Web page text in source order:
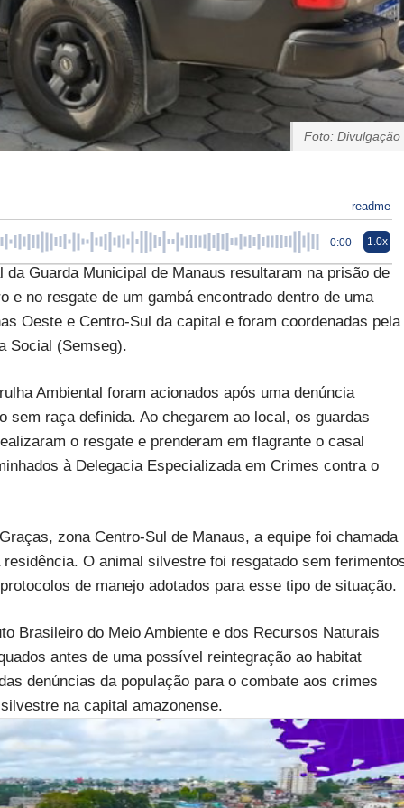
Foto: Divulgação
readme
0:00 1.0x
Guarda Municipal de Manaus resultaram na prisão de
no resgate de um gambá encontrado dentro de uma
Oeste e Centro-Sul da capital e foram coordenadas pela
Social (Semseg).
Ambiental foram acionados após uma denúncia
raça definida. Ao chegarem ao local, os guardas
o resgate e prenderam em flagrante o casal
à Delegacia Especializada em Crimes contra o
zona Centro-Sul de Manaus, a equipe foi chamada
O animal silvestre foi resgatado sem
de manejo adotados para esse tipo de situação.
Brasileiro do Meio Ambiente e dos Recursos Naturais
antes de uma possível reintegração ao habitat
denúncias da população para o combate aos crimes
na capital amazonense.